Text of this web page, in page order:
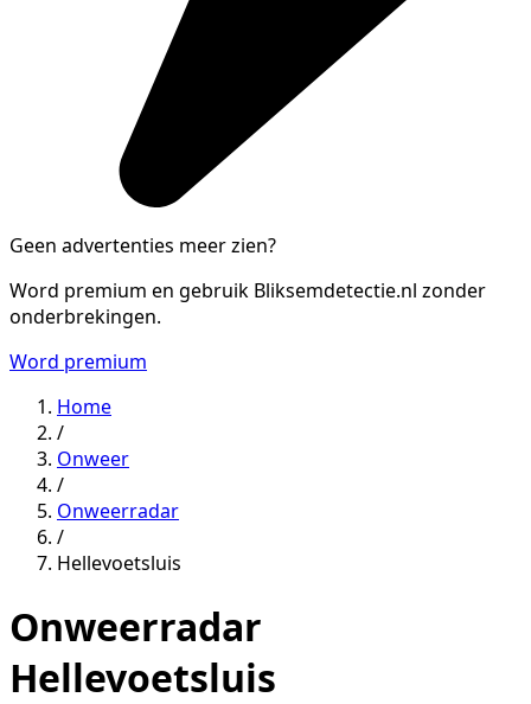
Geen advertenties meer zien?
Word premium en gebruik Bliksemdetectie.nl zonder
onderbrekingen.
Word premium
Home
/
Onweer
/
Onweerradar
/
Hellevoetsluis
Onweerradar
Hellevoetsluis